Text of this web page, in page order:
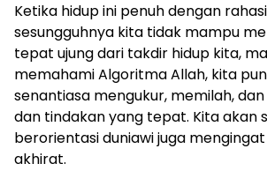
Ketika hidup ini penuh dengan
sesungguhnya kita tidak mampu
tepat ujung dari takdir hidup kita,
memahami Algoritma Allah, kita
senantiasa mengukur, memilah,
dan tindakan yang tepat. Kita akan
berorientasi duniawi juga
akhirat.